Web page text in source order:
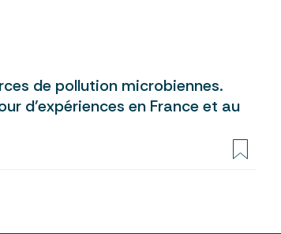
de pollution microbiennes.
d’expériences en France et au